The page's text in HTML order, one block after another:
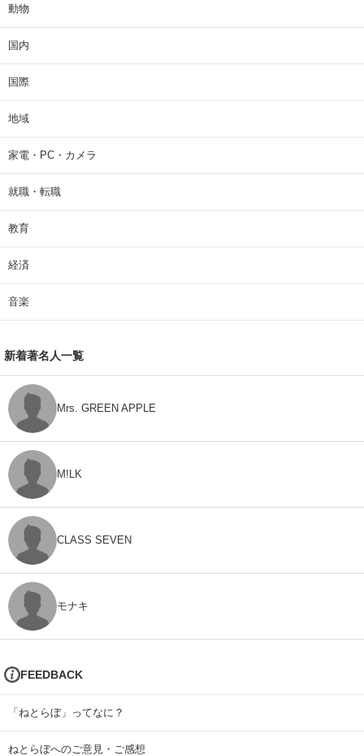
動物
国内
国際
地域
家電・PC・カメラ
就職・転職
教育
経済
音楽
新着著名人一覧
Mrs. GREEN APPLE
M!LK
CLASS SEVEN
モナキ
FEEDBACK
「ねとらぼ」ってなに？
ねとらぼへのご意見・ご感想